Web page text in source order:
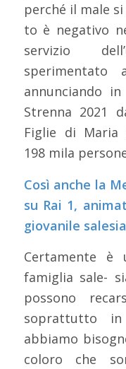
perché il male
to è negativo
servizio
sperimentato
annunciando
Strenna 2021
Figlie di Maria
198 mila
Così anche la
su Rai 1,
giovanile
Certamente
famiglia sale-
possono
soprattutto
abbiamo
coloro che